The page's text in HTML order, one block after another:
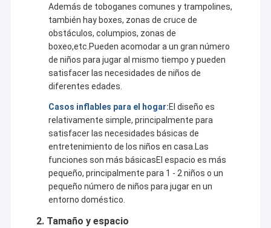
Además de toboganes comunes y trampolines,
también hay boxes, zonas de cruce de
obstáculos, columpios, zonas de
boxeo,etc.Pueden acomodar a un gran número
de niños para jugar al mismo tiempo y pueden
satisfacer las necesidades de niños de
diferentes edades.
Casos inflables para el hogar:El diseño es
relativamente simple, principalmente para
satisfacer las necesidades básicas de
entretenimiento de los niños en casa.Las
funciones son más básicasEl espacio es más
pequeño, principalmente para 1 - 2 niños o un
pequeño número de niños para jugar en un
entorno doméstico.
2. Tamaño y espacio